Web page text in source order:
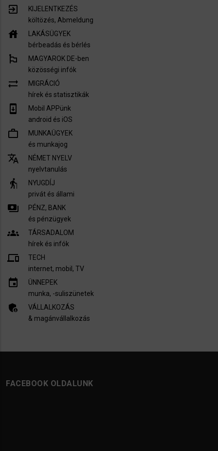
exit_to_app
KIJELENTKEZÉS
költözés, Abmeldung
house
LAKÁSÜGYEK
bérbeadás és bérlés
emoji_flags
MAGYAROK DE-ben
közösségi infók
sync_alt
MIGRÁCIÓ
hírek és statisztikák
system_update
Mobil APPünk
android és iOS
work_outline
MUNKAÜGYEK
és munkajog
translate
NÉMET NYELV
nyelvtanulás
elderly
NYUGDÍJ
privát és állami
payments
PÉNZ, BANK
és pénzügyek
groups
TÁRSADALOM
hírek és infók
devices
TECH
internet, mobil, TV​
insert_invitation
ÜNNEPEK
munka, -suliszünetek
admin_panel_settings
VÁLLALKOZÁS
& magánvállalkozás
FACEBOOK OLDALUNK